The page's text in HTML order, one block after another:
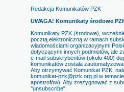
Redakcja Komunikatów PZK
UWAGA! Komunikaty środowe
Komunikaty PZK (środowe),
pocztą elektroniczną w ramach
wiadomościami organizacyjnymi
dotyczącymi innych podmiotów, ale
e-mail subskrybentów (około 400)
komunikatów została
Aby otrzymywać Komunikat PZK,
komunikat-pzk@pzk.org.pl w
apostrofów). Aby zrezygnować z
"unsubscribe".